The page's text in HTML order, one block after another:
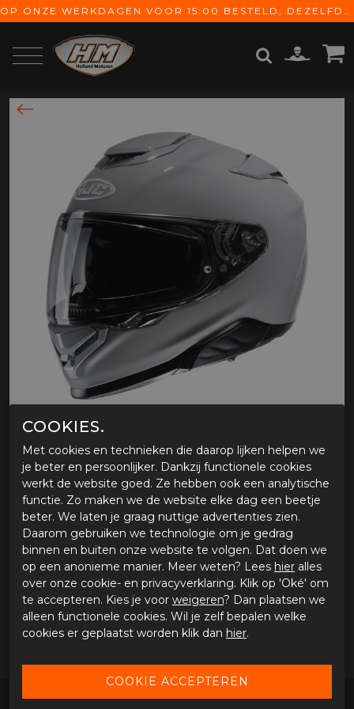
OP ONZE WERKDAGEN VOOR 15:00 BESTELD, DEZELFDE DAG VERZONDEN! GRATIS VERZENDING VANAF € 65,-
HJC RPHA 71
Tijdelijk niet verkrijgbaar
Tijdens onze werkdagen voor 15:00 uur besteld, dezelfde
dag verstuurd.
OMSCHRIJVING HJC RPHA 71
HJC RPHA 71
COOKIES.
Met cookies en technieken die daarop lijken helpen we
je beter en persoonlijker. Dankzij functionele cookies
werkt de website goed. Ze hebben ook een analytische
functie. Zo maken we de website elke dag een beetje
beter. We laten je graag nuttige advertenties zien.
Daarom gebruiken we technologie om je gedrag
binnen en buiten onze website te volgen. Dat doen we
op een anonieme manier. Meer weten? Lees hier alles
over onze cookie- en privacyverklaring. Klik op 'Oké' om
te accepteren. Kies je voor weigeren? Dan plaatsen we
alleen functionele cookies. Wil je zelf bepalen welke
cookies er geplaatst worden klik dan hier.